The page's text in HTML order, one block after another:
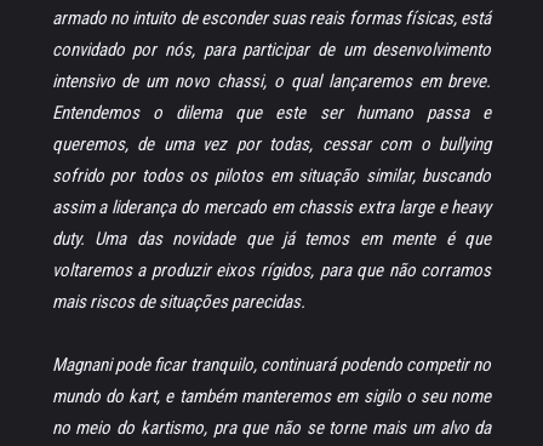
armado no intuito de esconder suas reais formas físicas, está
convidado por nós, para participar de um desenvolvimento
intensivo de um novo chassi, o qual lançaremos em breve.
Entendemos o dilema que este ser humano passa e
queremos, de uma vez por todas, cessar com o bullying
sofrido por todos os pilotos em situação similar, buscando
assim a liderança do mercado em chassis extra large e heavy
duty. Uma das novidade que já temos em mente é que
voltaremos a produzir eixos rígidos, para que não corramos
mais riscos de situações parecidas.
Magnani pode ficar tranquilo, continuará podendo competir no
mundo do kart, e também manteremos em sigilo o seu nome
no meio do kartismo, pra que não se torne mais um alvo da